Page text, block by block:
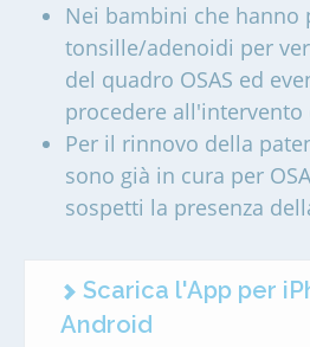
Nei bambini che hanno
tonsille/adenoidi per
del quadro OSAS ed
procedere
Per il rinnovo della
sono già in cura per
sospetti la presenza
Scarica l'App per
Android